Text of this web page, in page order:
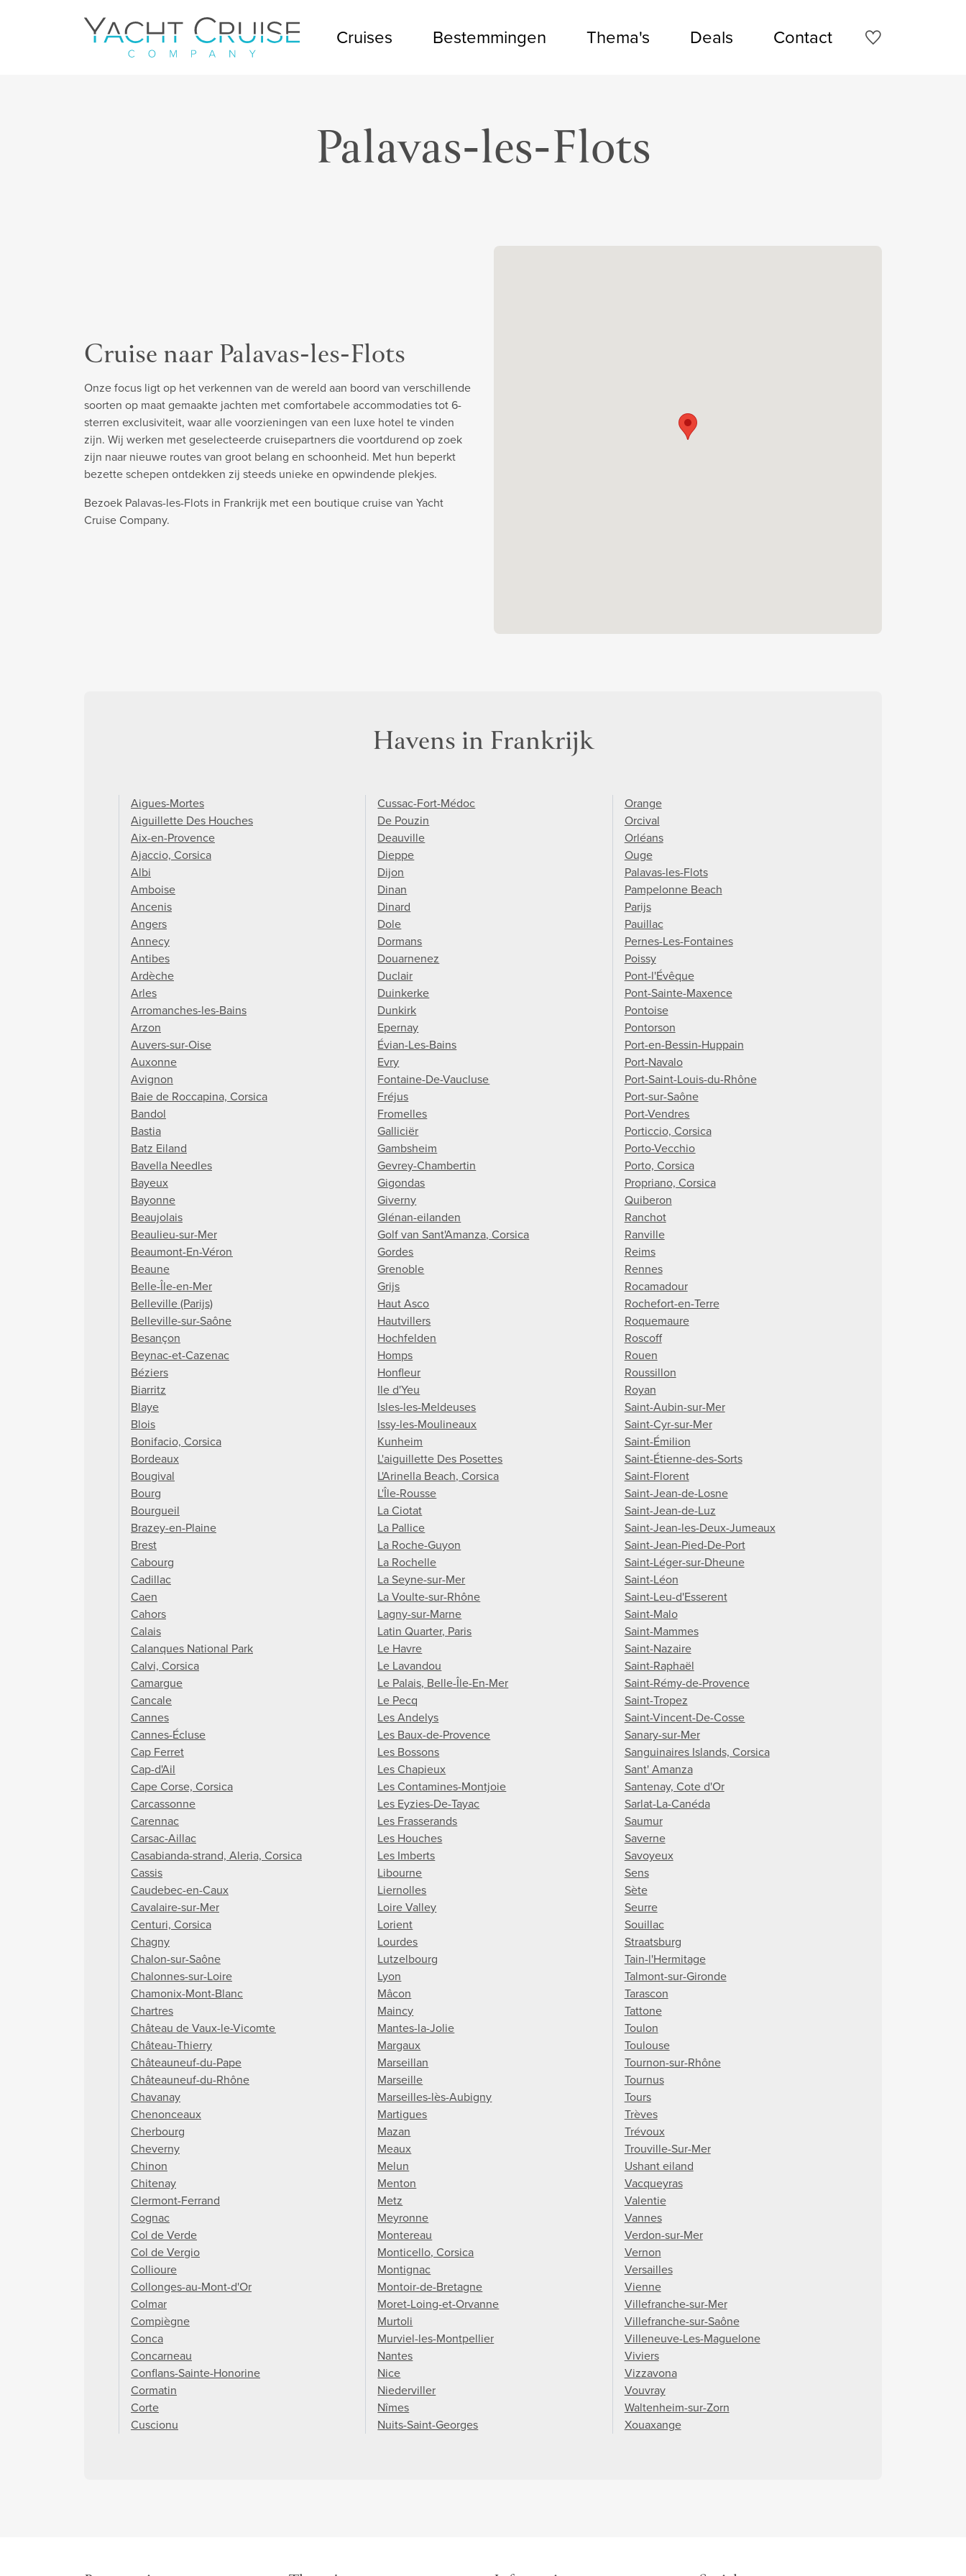
Navigation Cruises Bestemmingen Thema's Deals Contact
Palavas-les-Flots
Cruise naar Palavas-les-Flots
Onze focus ligt op het verkennen van de wereld aan boord van verschillende
soorten op maat gemaakte jachten met comfortabele accommodaties tot 6-
sterren exclusiviteit, waar alle voorzieningen van een luxe hotel te vinden
zijn. Wij werken met geselecteerde cruisepartners die voortdurend op zoek
zijn naar nieuwe routes van groot belang en schoonheid. Met hun beperkt
bezette schepen ontdekken zij steeds unieke en opwindende plekjes.
Bezoek Palavas-les-Flots in Frankrijk met een boutique cruise van Yacht
Cruise Company.
Havens in Frankrijk
Aigues-Mortes
Aiguillette Des Houches
Aix-en-Provence
Ajaccio, Corsica
Albi
Amboise
Ancenis
Angers
Annecy
Antibes
Ardèche
Arles
Arromanches-les-Bains
Arzon
Auvers-sur-Oise
Auxonne
Avignon
Baie de Roccapina, Corsica
Bandol
Bastia
Batz Eiland
Bavella Needles
Bayeux
Bayonne
Beaujolais
Beaulieu-sur-Mer
Beaumont-En-Véron
Beaune
Belle-Île-en-Mer
Belleville (Parijs)
Belleville-sur-Saône
Besançon
Beynac-et-Cazenac
Béziers
Biarritz
Blaye
Blois
Bonifacio, Corsica
Bordeaux
Bougival
Bourg
Bourgueil
Brazey-en-Plaine
Brest
Cabourg
Cadillac
Caen
Cahors
Calais
Calanques National Park
Calvi, Corsica
Camargue
Cancale
Cannes
Cannes-Écluse
Cap Ferret
Cap-d'Ail
Cape Corse, Corsica
Carcassonne
Carennac
Carsac-Aillac
Casabianda-strand, Aleria, Corsica
Cassis
Caudebec-en-Caux
Cavalaire-sur-Mer
Centuri, Corsica
Chagny
Chalon-sur-Saône
Chalonnes-sur-Loire
Chamonix-Mont-Blanc
Chartres
Château de Vaux-le-Vicomte
Château-Thierry
Châteauneuf-du-Pape
Châteauneuf-du-Rhône
Chavanay
Chenonceaux
Cherbourg
Cheverny
Chinon
Chitenay
Clermont-Ferrand
Cognac
Col de Verde
Col de Vergio
Collioure
Collonges-au-Mont-d'Or
Colmar
Compiègne
Conca
Concarneau
Conflans-Sainte-Honorine
Cormatin
Corte
Cuscionu
Cussac-Fort-Médoc
De Pouzin
Deauville
Dieppe
Dijon
Dinan
Dinard
Dole
Dormans
Douarnenez
Duclair
Duinkerke
Dunkirk
Epernay
Évian-Les-Bains
Evry
Fontaine-De-Vaucluse
Fréjus
Fromelles
Galliciër
Gambsheim
Gevrey-Chambertin
Gigondas
Giverny
Glénan-eilanden
Golf van Sant'Amanza, Corsica
Gordes
Grenoble
Grijs
Haut Asco
Hautvillers
Hochfelden
Homps
Honfleur
Ile d'Yeu
Isles-les-Meldeuses
Issy-les-Moulineaux
Kunheim
L'aiguillette Des Posettes
L'Arinella Beach, Corsica
L'Île-Rousse
La Ciotat
La Pallice
La Roche-Guyon
La Rochelle
La Seyne-sur-Mer
La Voulte-sur-Rhône
Lagny-sur-Marne
Latin Quarter, Paris
Le Havre
Le Lavandou
Le Palais, Belle-Île-En-Mer
Le Pecq
Les Andelys
Les Baux-de-Provence
Les Bossons
Les Chapieux
Les Contamines-Montjoie
Les Eyzies-De-Tayac
Les Frasserands
Les Houches
Les Imberts
Libourne
Liernolles
Loire Valley
Lorient
Lourdes
Lutzelbourg
Lyon
Mâcon
Maincy
Mantes-la-Jolie
Margaux
Marseillan
Marseille
Marseilles-lès-Aubigny
Martigues
Mazan
Meaux
Melun
Menton
Metz
Meyronne
Montereau
Monticello, Corsica
Montignac
Montoir-de-Bretagne
Moret-Loing-et-Orvanne
Murtoli
Murviel-les-Montpellier
Nantes
Nice
Niederviller
Nîmes
Nuits-Saint-Georges
Orange
Orcival
Orléans
Ouge
Palavas-les-Flots
Pampelonne Beach
Parijs
Pauillac
Pernes-Les-Fontaines
Poissy
Pont-l'Évêque
Pont-Sainte-Maxence
Pontoise
Pontorson
Port-en-Bessin-Huppain
Port-Navalo
Port-Saint-Louis-du-Rhône
Port-sur-Saône
Port-Vendres
Porticcio, Corsica
Porto-Vecchio
Porto, Corsica
Propriano, Corsica
Quiberon
Ranchot
Ranville
Reims
Rennes
Rocamadour
Rochefort-en-Terre
Roquemaure
Roscoff
Rouen
Roussillon
Royan
Saint-Aubin-sur-Mer
Saint-Cyr-sur-Mer
Saint-Émilion
Saint-Étienne-des-Sorts
Saint-Florent
Saint-Jean-de-Losne
Saint-Jean-de-Luz
Saint-Jean-les-Deux-Jumeaux
Saint-Jean-Pied-De-Port
Saint-Léger-sur-Dheune
Saint-Léon
Saint-Leu-d'Esserent
Saint-Malo
Saint-Mammes
Saint-Nazaire
Saint-Raphaël
Saint-Rémy-de-Provence
Saint-Tropez
Saint-Vincent-De-Cosse
Sanary-sur-Mer
Sanguinaires Islands, Corsica
Sant' Amanza
Santenay, Cote d'Or
Sarlat-La-Canéda
Saumur
Saverne
Savoyeux
Sens
Sète
Seurre
Souillac
Straatsburg
Tain-l'Hermitage
Talmont-sur-Gironde
Tarascon
Tattone
Toulon
Toulouse
Tournon-sur-Rhône
Tournus
Tours
Trèves
Trévoux
Trouville-Sur-Mer
Ushant eiland
Vacqueyras
Valentie
Vannes
Verdon-sur-Mer
Vernon
Versailles
Vienne
Villefranche-sur-Mer
Villefranche-sur-Saône
Villeneuve-Les-Maguelone
Viviers
Vizzavona
Vouvray
Waltenheim-sur-Zorn
Xouaxange